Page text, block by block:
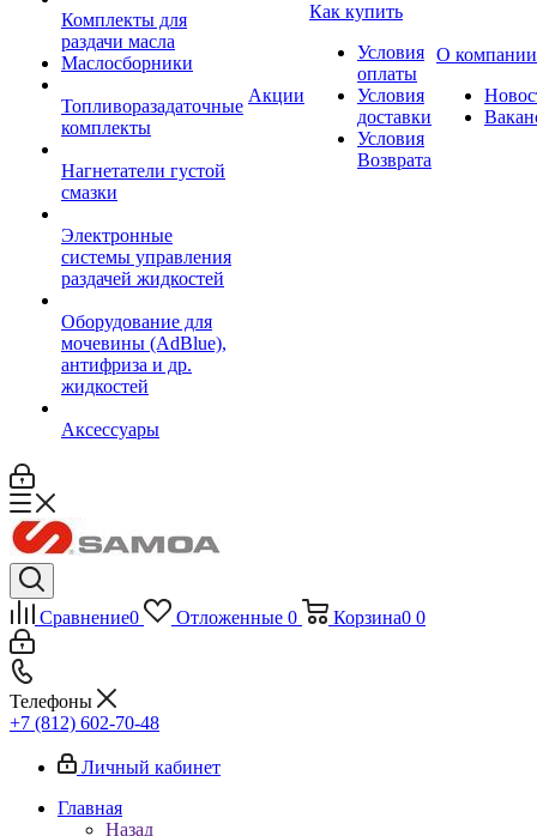
Комплекты для
раздачи масла
Маслосборники
Топливоразадаточные
комплекты
Нагнетатели густой
смазки
Электронные
системы управления
раздачей жидкостей
Оборудование для
мочевины (AdBlue),
антифриза и др.
жидкостей
Аксессуары
Акции
Как купить
Условия
оплаты
Условия
доставки
Условия
Возврата
О компании
Сравнение0 Отложенные 0 Корзина0 0
Телефоны
+7 (812) 602-70-48
Личный кабинет
Главная
Назад